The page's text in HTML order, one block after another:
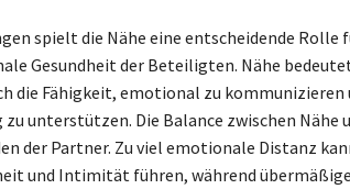
spielt die Nähe eine entscheidende Rolle
Gesundheit der Beteiligten. Nähe
die Fähigkeit, emotional zu kommunizieren
unterstützen. Die Balance zwischen Nähe
der Partner. Zu viel emotionale Distanz
und Intimität führen, während